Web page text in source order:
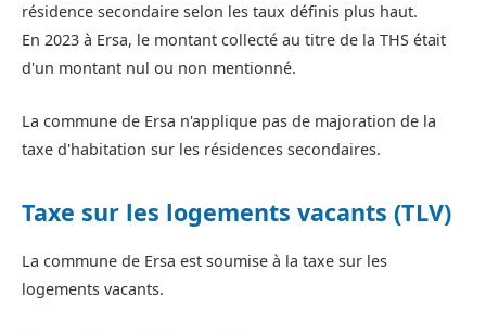
résidence secondaire selon les taux définis plus haut.
En 2023 à Ersa, le montant collecté au titre de la THS était
d'un montant nul ou non mentionné.
La commune de Ersa n'applique pas de majoration de la
taxe d'habitation sur les résidences secondaires.
Taxe sur les logements vacants (TLV)
La commune de Ersa est soumise à la taxe sur les
logements vacants.